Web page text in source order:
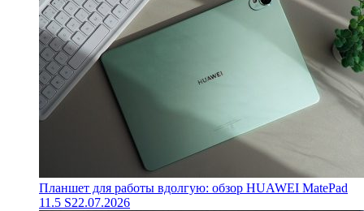
Планшет для работы вдолгую: обзор HUAWEI MatePad
11.5 S22.07.2026